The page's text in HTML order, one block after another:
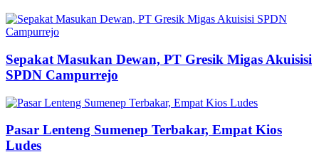
Sepakat Masukan Dewan, PT Gresik Migas Akuisisi
SPDN Campurrejo
Pasar Lenteng Sumenep Terbakar, Empat Kios
Ludes